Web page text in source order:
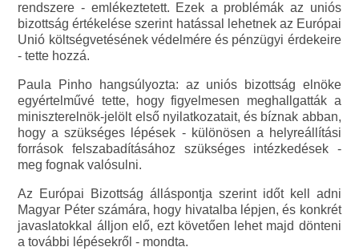
rendszere - emlékeztetett. Ezek a problémák az uniós
bizottság értékelése szerint hatással lehetnek az Európai
Unió költségvetésének védelmére és pénzügyi érdekeire
- tette hozzá.
Paula Pinho hangsúlyozta: az uniós bizottság elnöke
egyértelművé tette, hogy figyelmesen meghallgatták a
miniszterelnök-jelölt első nyilatkozatait, és bíznak abban,
hogy a szükséges lépések - különösen a helyreállítási
források felszabadításához szükséges intézkedések -
meg fognak valósulni.
Az Európai Bizottság álláspontja szerint időt kell adni
Magyar Péter számára, hogy hivatalba lépjen, és konkrét
javaslatokkal álljon elő, ezt követően lehet majd dönteni
a további lépésekről - mondta.